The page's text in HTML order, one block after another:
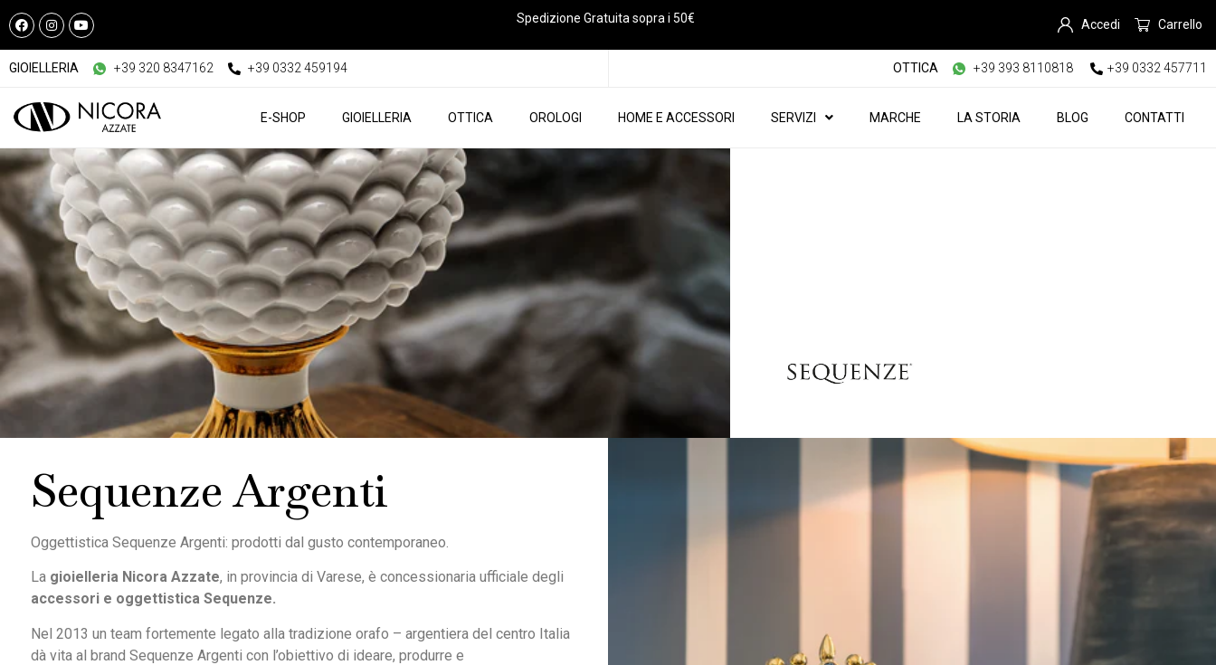
Spedizione Gratuita sopra i 50€ Accedi Carrello
GIOIELLERIA +39 320 8347162 +39 0332 459194 OTTICA +39 393 8110818 +39 0332 457711
E-SHOP GIOIELLERIA OTTICA OROLOGI HOME E ACCESSORI SERVIZI MARCHE LA STORIA BLOG CONTATTI
Sequenze Argenti
Oggettistica Sequenze Argenti: prodotti dal gusto contemporaneo.
La gioielleria Nicora Azzate, in provincia di Varese, è concessionaria ufficiale degli
accessori e oggettistica Sequenze.
Nel 2013 un team fortemente legato alla tradizione orafo – argentiera del centro Italia
dà vita al brand Sequenze Argenti con l’obiettivo di ideare, produrre e